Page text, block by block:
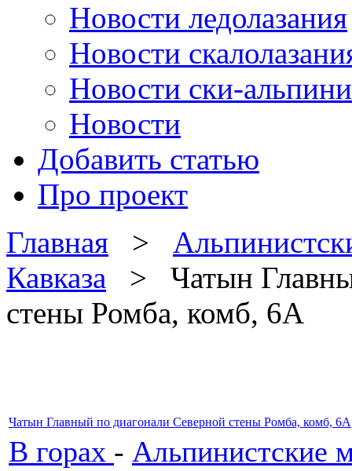
Новости ледолазания
Новости
Новости ски-
Новости
Добавить статью
Про проект
Главная >
Кавказа > Чатын
стены Ромба, комб, 6А
Чатын Главный по диагонали Северной стены Ромба, комб, 6А
В горах - Альпинистские